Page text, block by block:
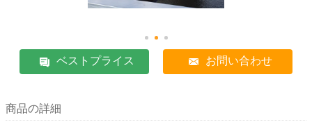
ベストプライス お問い合わせ
商品の詳細